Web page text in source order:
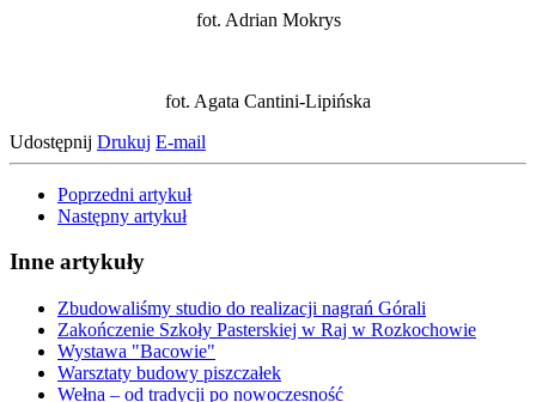
fot. Adrian Mokrys
fot. Agata Cantini-Lipińska
Udostępnij Drukuj E-mail
Poprzedni artykuł
Następny artykuł
Inne artykuły
Zbudowaliśmy studio do realizacji nagrań Górali
Zakończenie Szkoły Pasterskiej w Raj w Rozkochowie
Wystawa "Bacowie"
Warsztaty budowy piszczałek
Wełna – od tradycji po nowoczesność